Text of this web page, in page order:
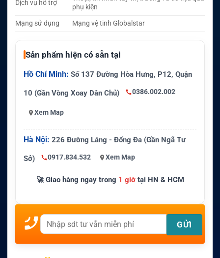
Dịch vụ hỗ trợ
phụ kiện
Mạng sử dụng
Mạng vệ tinh Globalstar
Sản phẩm hiện có sẵn tại
Hồ Chí Minh: Số 137 Đường Hòa Hưng, P12, Quận
10 (Gần Vòng Xoay Dân Chủ) 0386.002.002
Xem Map
Hà Nội: 226 Đường Láng - Đống Đa (Gần Ngã Tư
Sở) 0917.834.532 Xem Map
🚀 Giao hàng ngay trong 1 giờtại HN & HCM